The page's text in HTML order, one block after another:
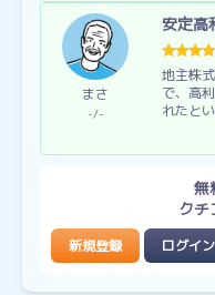
まさ
- -
安定高
地主株
で、高
れたと
無
ク
新規登録 ログイン